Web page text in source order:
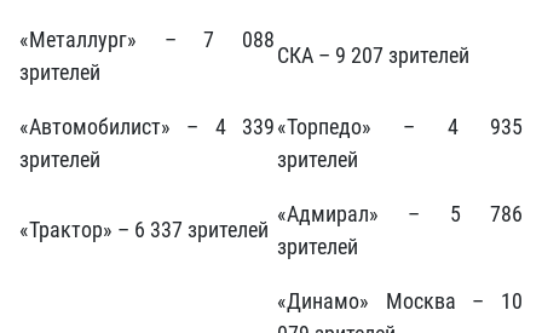
«Металлург» – 7 088
зрителей
СКА – 9 207 зрителей
«Автомобилист» – 4 339
зрителей
«Торпедо» – 4 935
зрителей
«Трактор» – 6 337 зрителей
«Адмирал» – 5 786
зрителей
«Динамо» Москва – 10